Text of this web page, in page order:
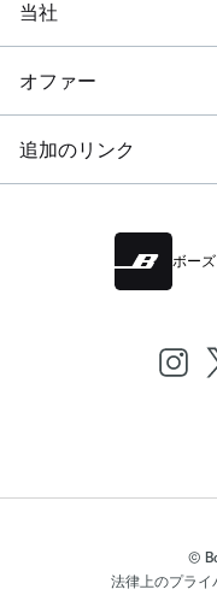
当社
オファー
追加のリンク
ボー
©
法律上のプライ